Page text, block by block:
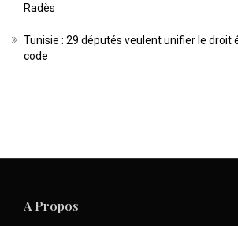
Radès
Tunisie : 29 députés veulent unifier le droit
code
A Propos